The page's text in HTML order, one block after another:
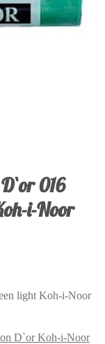
016
i-Noor
light Koh-i-Noor
D`or Koh-i-Noor